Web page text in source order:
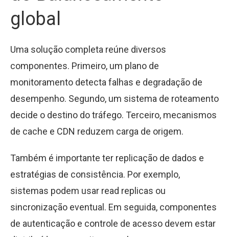
global
Uma solução completa reúne diversos
componentes. Primeiro, um plano de
monitoramento detecta falhas e degradação de
desempenho. Segundo, um sistema de roteamento
decide o destino do tráfego. Terceiro, mecanismos
de cache e CDN reduzem carga de origem.
Também é importante ter replicação de dados e
estratégias de consistência. Por exemplo,
sistemas podem usar read replicas ou
sincronização eventual. Em seguida, componentes
de autenticação e controle de acesso devem estar